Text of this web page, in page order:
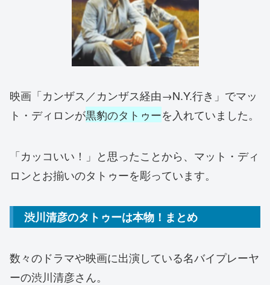
映画「カンザス／カンザス経由→N.Y.行き」でマッ
ト・ディロンが黒豹のタトゥーを入れていました。
「カッコいい！」と思ったことから、マット・ディ
ロンとお揃いのタトゥーを彫っています。
渋川清彦のタトゥーは本物！まとめ
数々のドラマや映画に出演している名バイプレーヤ
ーの渋川清彦さん。